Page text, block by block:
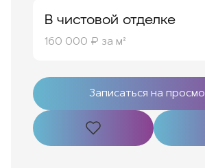
В чистовой отделке
160 000 ₽ за м²
Записаться на